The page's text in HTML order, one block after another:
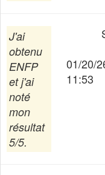
J'ai
obtenu
ENFP
et j'ai
noté
mon
résultat
5/5.
01/20/
11:53